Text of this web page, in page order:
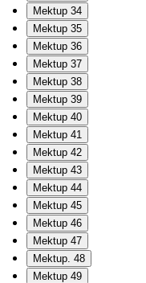
Mektup 34
Mektup 35
Mektup 36
Mektup 37
Mektup 38
Mektup 39
Mektup 40
Mektup 41
Mektup 42
Mektup 43
Mektup 44
Mektup 45
Mektup 46
Mektup 47
Mektup. 48
Mektup 49